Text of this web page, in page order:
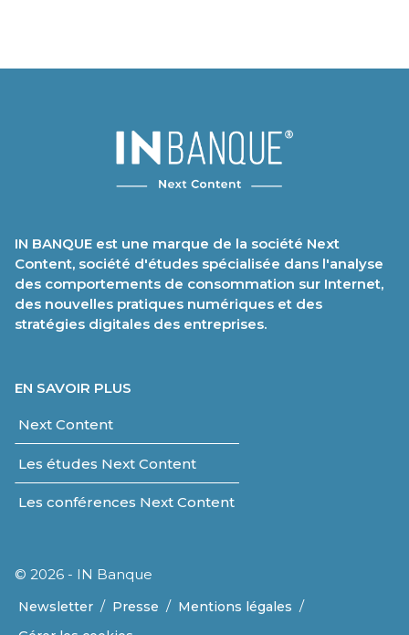
IN BANQUE est une marque de la société Next
Content, société d'études spécialisée dans l'analyse
des comportements de consommation sur Internet,
des nouvelles pratiques numériques et des
stratégies digitales des entreprises.
EN SAVOIR PLUS
Next Content
Les études Next Content
Les conférences Next Content
© 2026 - IN Banque
Newsletter / Presse / Mentions légales /